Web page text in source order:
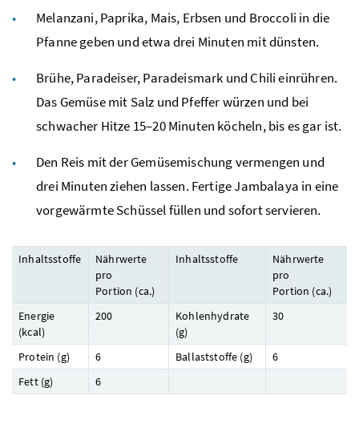
Melanzani, Paprika, Mais, Erbsen und Broccoli in die
Pfanne geben und etwa drei Minuten mit dünsten.
Brühe, Paradeiser, Paradeismark und Chili einrühren.
Das Gemüse mit Salz und Pfeffer würzen und bei
schwacher Hitze 15–20 Minuten köcheln, bis es gar ist.
Den Reis mit der Gemüsemischung vermengen und
drei Minuten ziehen lassen. Fertige Jambalaya in eine
vorgewärmte Schüssel füllen und sofort servieren.
Inhaltsstoffe
Nährwerte
pro
Portion (ca.)
Inhaltsstoffe
Nährwerte
pro
Portion (ca.)
Energie
(kcal)
200
Kohlenhydrate
(g)
30
Protein (g) 6 Ballaststoffe (g)
6
Fett (g) 6